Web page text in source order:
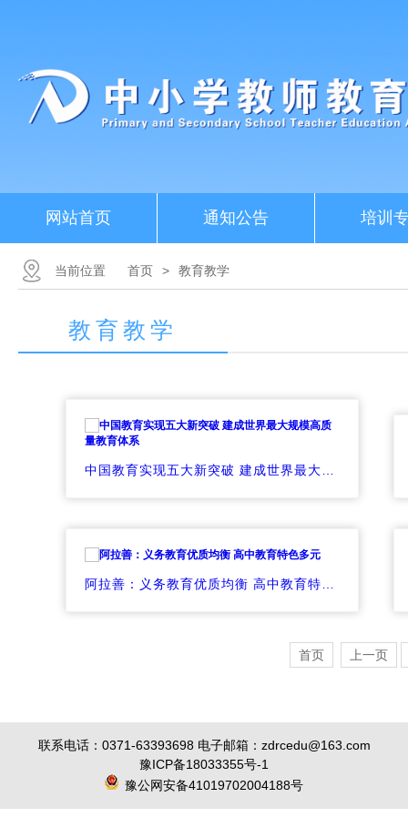
网站首页 通知公告 培训
当前位置 首页 > 教育教学
教育教学
首页 上一页
联系电话：0371-63393698 电子邮箱：zdrcedu@163.com
豫ICP备18033355号-1
豫公网安备41019702004188号